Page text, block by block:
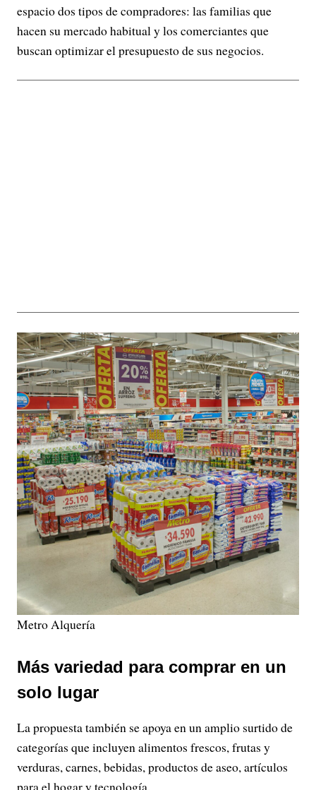
espacio dos tipos de compradores: las familias que
hacen su mercado habitual y los comerciantes que
buscan optimizar el presupuesto de sus negocios.
Metro Alquería
Más variedad para comprar en un
solo lugar
La propuesta también se apoya en un amplio surtido de
categorías que incluyen alimentos frescos, frutas y
verduras, carnes, bebidas, productos de aseo, artículos
para el hogar y tecnología.